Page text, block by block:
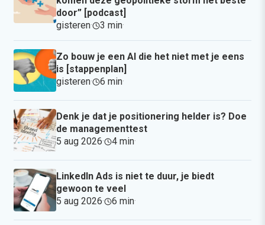
door” [podcast]
gisteren· 3 min·
Zo bouw je een AI die het niet met je eens
is [stappenplan]
gisteren· 6 min·
Denk je dat je positionering helder is? Doe
de managementtest
5 aug 2026· 4 min·
LinkedIn Ads is niet te duur, je biedt
gewoon te veel
5 aug 2026· 6 min·